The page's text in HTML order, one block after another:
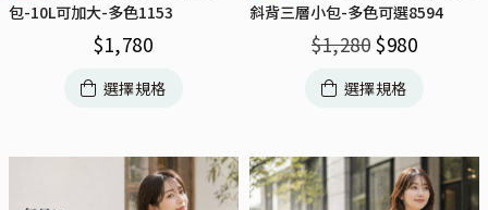
包-10L可加大-多色1153
$1,780
選擇規格
斜背三層小包-多色可選8594
$1,280 $980
選擇規格